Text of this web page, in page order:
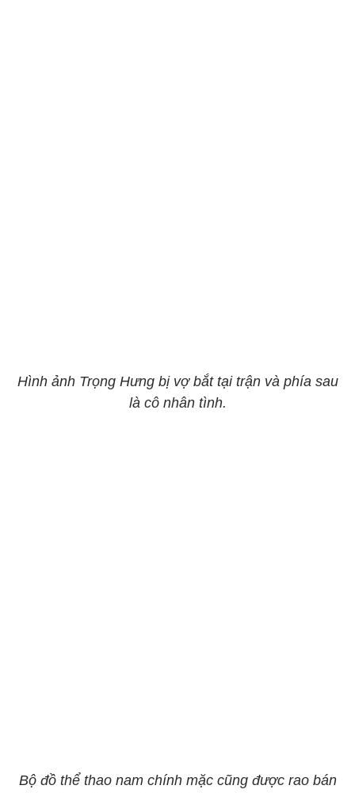
Hình ảnh Trọng Hưng bị vợ bắt tại trận và phía sau
là cô nhân tình.
Bộ đồ thể thao nam chính mặc cũng được rao bán